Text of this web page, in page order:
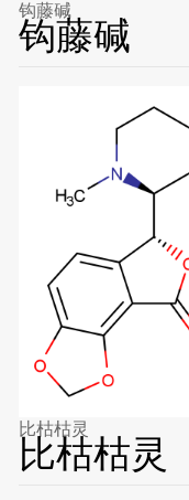
钩藤碱
钩藤碱
比枯枯灵
比枯枯灵